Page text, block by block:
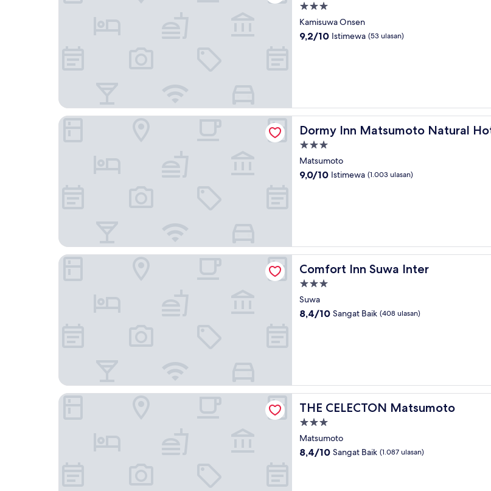
Properti
bintang
3.0
Kamisuwa Onsen
9.2
9,2/10 Istimewa (53 ulasan)
Dormy Inn Matsumoto Natural
Dormy Inn Matsumoto Natural Hot Spring
Properti
bintang
3.0
Matsumoto
9.0
9,0/10 Istimewa (1.003 ulasan)
Dormy Inn Matsumoto Natural Hot Spring
Comfort Inn Suwa Inter
Comfort Inn Suwa Inter
Properti
bintang
3.0
Suwa
8.4
8,4/10 Sangat Baik (408 ulasan)
Comfort Inn Suwa Inter
THE CELECTON Matsumoto
THE CELECTON Matsumoto
Properti
bintang
3.0
Matsumoto
8.4
8,4/10 Sangat Baik (1.087 ulasan)
THE CELECTON Matsumoto